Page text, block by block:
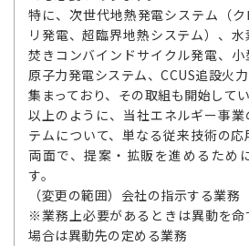
特に、次世代地熱発電システム（
リ発電、超臨界地熱システム）、
焚きコンバインドサイクル発電、
原子力発電システム、CCUS追設火
集まっており、その取組も開始してい
以上のように、当社エネルギー事
テムについて、単なる従来技術の
両面で、提案・拡販を進めるため
す。
（変更の範囲）会社の指示する業務
※業務上必要があるときは異動を命
場合は異動先の定める業務